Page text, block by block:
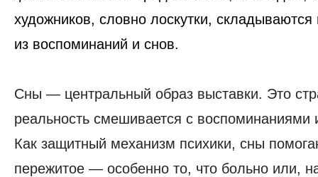
художников, словно лоскутки,
из воспоминаний и снов.
Сны — центральный образ выставки. Это
реальность смешивается с
Как защитный механизм психики, сны
пережитое — особенно то, что больно или,